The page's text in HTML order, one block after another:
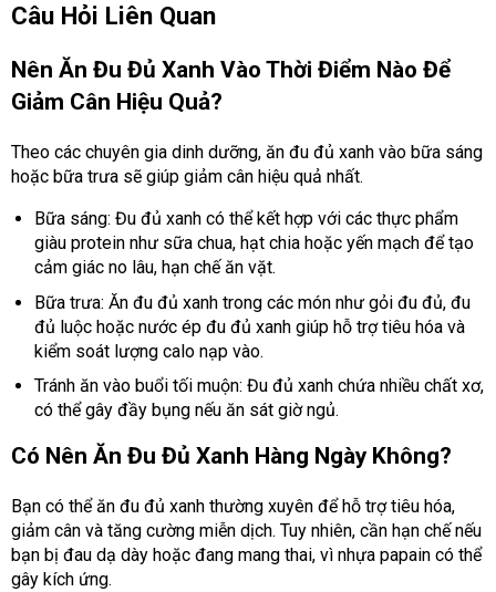
Câu Hỏi Liên Quan
Nên Ăn Đu Đủ Xanh Vào Thời Điểm Nào Để
Giảm Cân Hiệu Quả?
Theo các chuyên gia dinh dưỡng, ăn đu đủ xanh vào bữa sáng
hoặc bữa trưa sẽ giúp giảm cân hiệu quả nhất.
Bữa sáng: Đu đủ xanh có thể kết hợp với các thực phẩm
giàu protein như sữa chua, hạt chia hoặc yến mạch để tạo
cảm giác no lâu, hạn chế ăn vặt.
Bữa trưa: Ăn đu đủ xanh trong các món như gỏi đu đủ, đu
đủ luộc hoặc nước ép đu đủ xanh giúp hỗ trợ tiêu hóa và
kiểm soát lượng calo nạp vào.
Tránh ăn vào buổi tối muộn: Đu đủ xanh chứa nhiều chất xơ,
có thể gây đầy bụng nếu ăn sát giờ ngủ.
Có Nên Ăn Đu Đủ Xanh Hàng Ngày Không?
Bạn có thể ăn đu đủ xanh thường xuyên để hỗ trợ tiêu hóa,
giảm cân và tăng cường miễn dịch. Tuy nhiên, cần hạn chế nếu
bạn bị đau dạ dày hoặc đang mang thai, vì nhựa papain có thể
gây kích ứng.